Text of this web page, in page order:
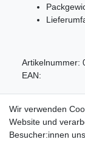
Artikelnummer:
EAN:
Wir verwenden
Website und
Besucher:innen